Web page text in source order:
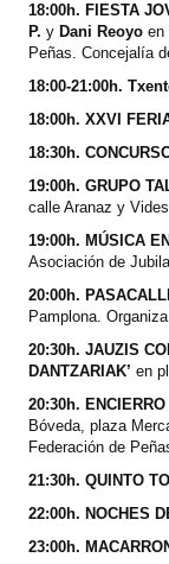
18:00h. FIESTA
P. y Dani Reoyo en
Peñas. Concejalía
18:00-21:00h.
18:00h. XXVI
18:30h.
19:00h. GRUPO
calle Aranaz y
19:00h. MÚSICA
Asociación de
20:00h.
Pamplona.
20:30h. JAUZIS
DANTZARIAK’ en
20:30h.
Bóveda, plaza
Federación de
21:30h. QUINTO
22:00h. NOCHES
23:00h.